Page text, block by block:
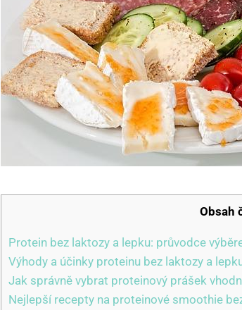
Obsah
Protein bez laktozy a lepku: průvodce
Výhody a účinky proteinu bez laktozy a
Jak správně vybrat proteinový prášek
Nejlepší recepty na proteinové smoothie